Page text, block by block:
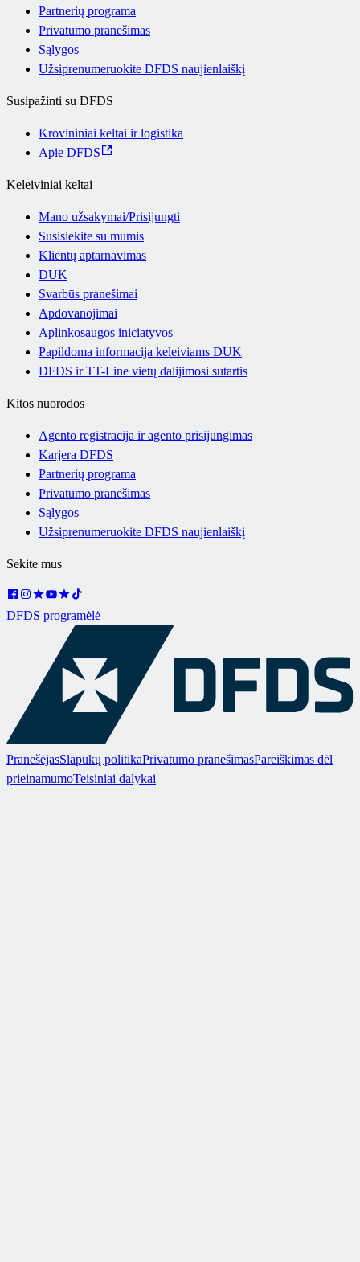
Partnerių programa
Privatumo pranešimas
Sąlygos
Užsiprenumeruokite DFDS naujienlaiškį
Susipažinti su DFDS
Krovininiai keltai ir logistika
Apie DFDS
Keleiviniai keltai
Mano užsakymai/Prisijungti
Susisiekite su mumis
Klientų aptarnavimas
DUK
Svarbūs pranešimai
Apdovanojimai
Aplinkosaugos iniciatyvos
Papildoma informacija keleiviams DUK
DFDS ir TT-Line vietų dalijimosi sutartis
Kitos nuorodos
Agento registracija ir agento prisijungimas
Karjera DFDS
Partnerių programa
Privatumo pranešimas
Sąlygos
Užsiprenumeruokite DFDS naujienlaiškį
Sekite mus
DFDS programėlė
PranešėjasSlapukų politikaPrivatumo pranešimasPareiškimas dėl
prieinamumoTeisiniai dalykai